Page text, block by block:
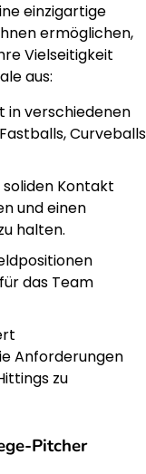
einzigartige
ermöglichen,
Vielseitigkeit
aus:
in verschiedenen
Curveballs
soliden Kontakt
und einen
halten.
das Team
Anforderungen
zu
Pitcher